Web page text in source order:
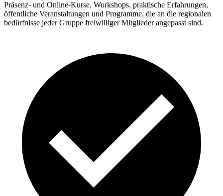
Präsenz- und Online-Kurse, Workshops, praktische Erfahrungen,
öffentliche Veranstaltungen und Programme, die an die regionalen
bedürfnisse jeder Gruppe freiwilliger Mitglieder angepasst sind.